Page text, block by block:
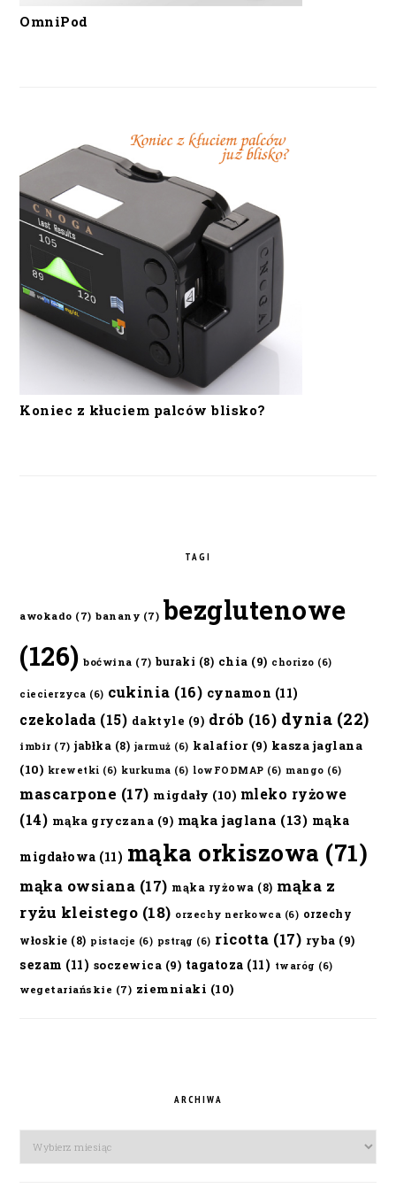
OmniPod
Koniec z kłuciem palców blisko?
TAGI
awokado (7) banany (7) bezglutenowe
(126) boćwina (7) buraki (8) chia (9) chorizo (6)
ciecierzyca (6) cukinia (16) cynamon (11)
czekolada (15) daktyle (9) drób (16) dynia (22)
imbir (7) jabłka (8) jarmuż (6) kalafior(9) kasza jaglana
(10) krewetki (6) kurkuma (6) lowFODMAP (6) mango (6)
mascarpone (17) migdały (10) mleko ryżowe
(14) mąka gryczana (9) mąka jaglana (13) mąka
migdałowa (11) mąka orkiszowa (71)
mąka owsiana (17) mąka ryżowa (8) mąka z
ryżu kleistego (18) orzechy nerkowca (6) orzechy
włoskie (8) pistacje (6) pstrąg (6) ricotta (17) ryba (9)
sezam (11) soczewica (9) tagatoza (11) twaróg (6)
wegetariańskie (7) ziemniaki (10)
ARCHIWA
Archiwa